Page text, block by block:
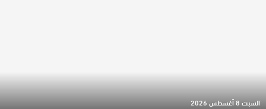
السبت 8 أغسطس 2026